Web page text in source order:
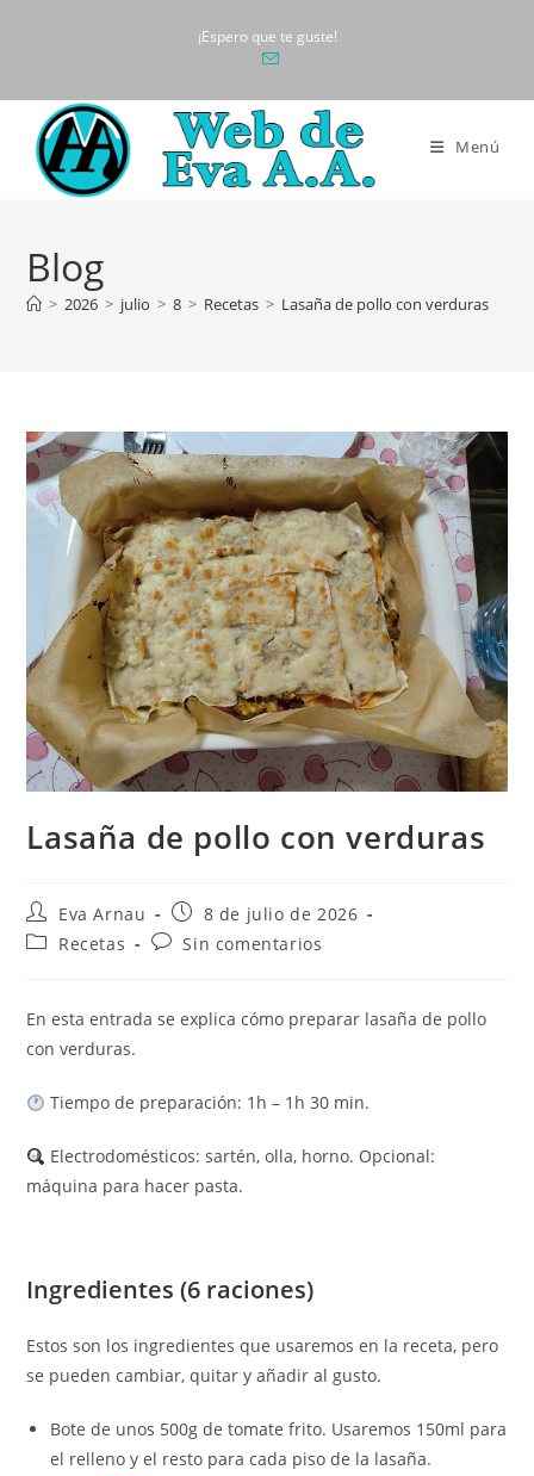
¡Espero que te guste!
Menú
Blog
> 2026 > julio > 8 > Recetas > Lasaña de pollo con verduras
Lasaña de pollo con verduras
Autor
de
Eva Arnau
Publicación
de
la
8 de julio de 2026
Categoría
entrada:
Recetas
Comentarios
entrada:
Sin comentarios
En esta entrada se explica cómo preparar lasaña de pollo
con verduras.
Tiempo de preparación: 1h – 1h 30 min.
Electrodomésticos: sartén, olla, horno. Opcional:
máquina para hacer pasta.
Ingredientes (6 raciones)
Estos son los ingredientes que usaremos en la receta, pero
se pueden cambiar, quitar y añadir al gusto.
Bote de unos 500g de tomate frito. Usaremos 150ml para
el relleno y el resto para cada piso de la lasaña.